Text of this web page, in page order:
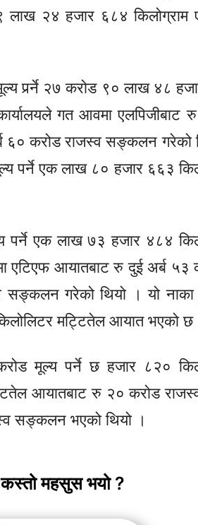
२४ हजार ६८४ किलोग्राम
पर्र्ने २७ करोड ९० लाख ४८
गत आवमा एलपिजीबाट
६० करोड राजस्व सङ्कलन गरेको
पर्ने एक लाख ८० हजार ६६३
एक लाख ७३ हजार ४८४
एटिएफ आयातबाट रु दुई अर्ब ५३
सङ्कलन गरेको थियो । यो
मट्टितेल आयात भएको छ
मूल्य पर्ने छ हजार ८२०
आयातबाट रु २० करोड राजस्व
सङ्कलन भएको थियो ।
कस्तो महसुस भयो ?